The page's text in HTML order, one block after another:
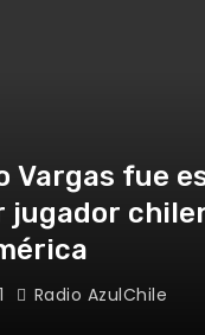
Vargas fue
jugador
Radio AzulChile